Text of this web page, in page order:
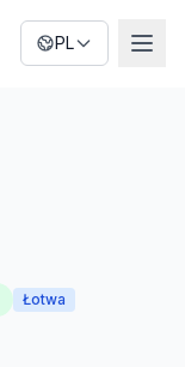
PL
Łotwa